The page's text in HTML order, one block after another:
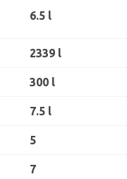
6.5 l
2339 l
300 l
7.5 l
5
7